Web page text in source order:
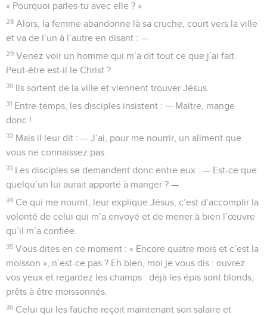
« Pourquoi parles-tu avec elle ? »
28 Alors, la femme abandonne là sa cruche, court vers la ville
et va de l’un à l’autre en disant : —
29 Venez voir un homme qui m’a dit tout ce que j’ai fait.
Peut-être est-il le Christ ?
30 Ils sortent de la ville et viennent trouver Jésus.
31 Entre-temps, les disciples insistent : — Maître, mange
donc !
32 Mais il leur dit : — J’ai, pour me nourrir, un aliment que
vous ne connaissez pas.
33 Les disciples se demandent donc entre eux : — Est-ce que
quelqu’un lui aurait apporté à manger ? —
34 Ce qui me nourrit, leur explique Jésus, c’est d’accomplir la
volonté de celui qui m’a envoyé et de mener à bien l’œuvre
qu’il m’a confiée.
35 Vous dites en ce moment : « Encore quatre mois et c’est la
moisson », n’est-ce pas ? Eh bien, moi je vous dis : ouvrez
vos yeux et regardez les champs : déjà les épis sont blonds,
prêts à être moissonnés.
36 Celui qui les fauche reçoit maintenant son salaire et